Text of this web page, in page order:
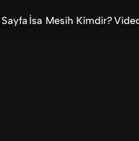
İsa Mesih Kimdir?